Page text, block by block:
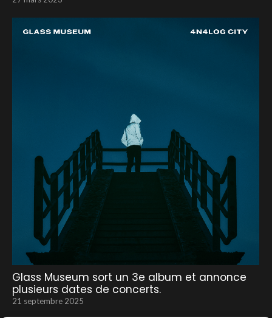
Glass Museum sort un 3e album et annonce
plusieurs dates de concerts.
21 septembre 2025